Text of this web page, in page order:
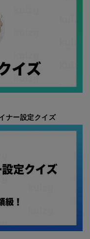
ナー設定クイズ